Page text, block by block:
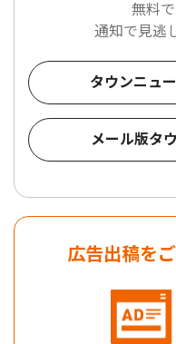
無料で
通知で見逃
タウンニュ
メール版タ
広告出稿を